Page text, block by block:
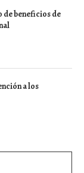
de beneficios de
a los